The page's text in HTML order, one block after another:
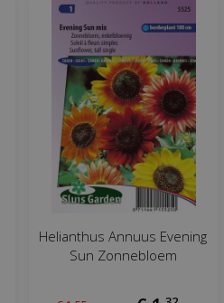
Helianthus Annuus Evening
Sun Zonnebloem